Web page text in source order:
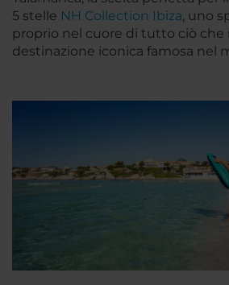
5 stelle NH Collection Ibiza, uno
proprio nel cuore di tutto ciò che
destinazione iconica famosa nel